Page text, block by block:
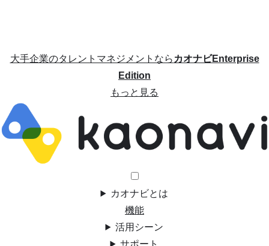
大手企業のタレントマネジメントならカオナビEnterprise
Edition
もっと見る
カオナビとは
機能
活用シーン
サポート